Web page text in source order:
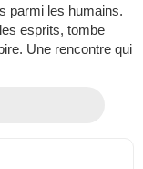
parmi les humains.
esprits, tombe
Une rencontre qui